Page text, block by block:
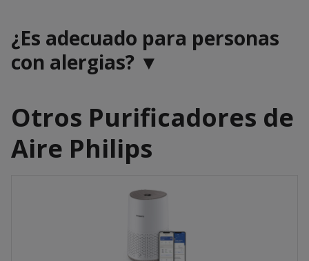
¿Es adecuado para personas
con alergias? ▼
Otros Purificadores de
Aire Philips